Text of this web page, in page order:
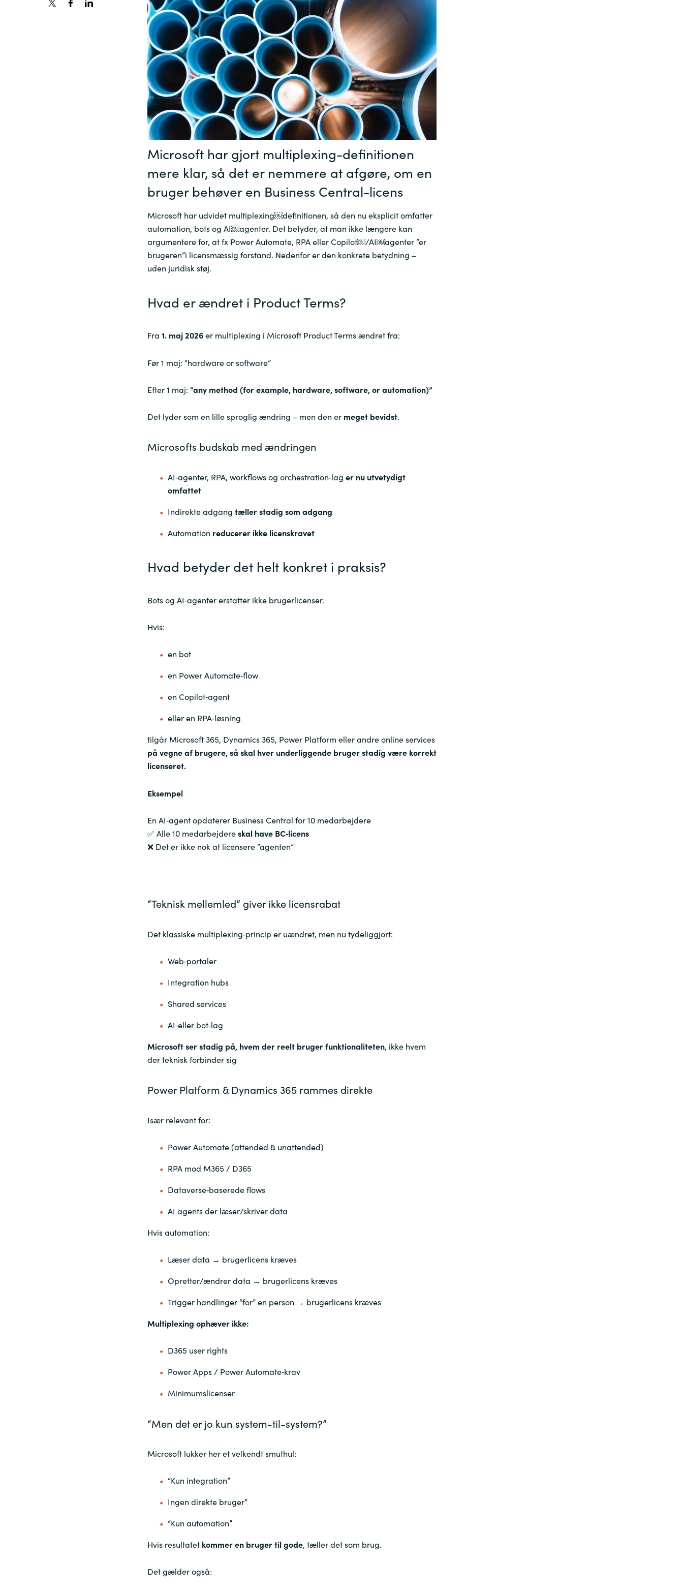
France
Germany
Iceland
India
Kingdom of Saudi Arabia
Kuwait
Lithuania
Malaysia
Netherlands
Norway
Philippines
Poland
Qatar
Romania
Slovenia
Singapore
Sri Lanka
Sweden
Microsoft har gjort multiplexing-definitionen
mere klar, så det er nemmere at afgøre, om en
bruger behøver en Business Central-licens
Microsoft har udvidet multiplexing￼definitionen, så den nu eksplicit omfatter
automation, bots og AI￼agenter. Det betyder, at man ikke længere kan
argumentere for, at fx Power Automate, RPA eller Copilot￼/AI￼agenter “er
brugeren”i licensmæssig forstand. Nedenfor er den konkrete betydning –
uden juridisk støj.
Hvad er ændret i Product Terms?
Fra 1. maj 2026er multiplexing i Microsoft Product Terms ændret fra:
Før 1 maj: “hardware or software”
Efter 1 maj: “any method (for example, hardware, software, or automation)”
Det lyder som en lille sproglig ændring – men den er meget bevidst.
Microsofts budskab med ændringen
AI‑agenter, RPA, workflows og orchestration‑lag er nu utvetydigt
omfattet
Indirekte adgang tæller stadig som adgang
Automation reducerer ikke licenskravet
Hvad betyder det helt konkret i praksis?
Bots og AI‑agenter erstatter ikke brugerlicenser.
Hvis:
en bot
en Power Automate‑flow
en Copilot‑agent
eller en RPA‑løsning
tilgår Microsoft 365, Dynamics 365, Power Platform eller andre online services
på vegne af brugere,så skal hver underliggende bruger stadig være korrekt
licenseret.
Eksempel
En AI‑agent opdaterer Business Central for 10 medarbejdere
✅ Alle 10 medarbejdereskal have BC‑licens
❌ Det er ikke nok at licensere “agenten”
“Teknisk mellemled” giver ikke licensrabat
Det klassiske multiplexing‑princip er uændret, men nu tydeliggjort:
Web‑portaler
Integration hubs
Shared services
AI‑eller bot‑lag
Microsoft ser stadig på, hvem der reelt bruger funktionaliteten, ikke hvem
der teknisk forbinder sig
Power Platform & Dynamics 365 rammes direkte
Især relevant for:
Power Automate (attended & unattended)
RPA mod M365 / D365
Dataverse‑baserede flows
AI agents der læser/skriver data
Hvis automation:
Læser data → brugerlicens kræves
Opretter/ændrer data → brugerlicens kræves
Trigger handlinger “for” en person → brugerlicens kræves
Multiplexing ophæver ikke:
D365 user rights
Power Apps / Power Automate‑krav
Minimumslicenser
“Men det er jo kun system-til-system?”
Microsoft lukker her et velkendt smuthul:
“Kun integration”
Ingen direkte bruger”
“Kun automation”
Hvis resultatet kommer en bruger til gode, tæller det som brug.
Det gælder også: